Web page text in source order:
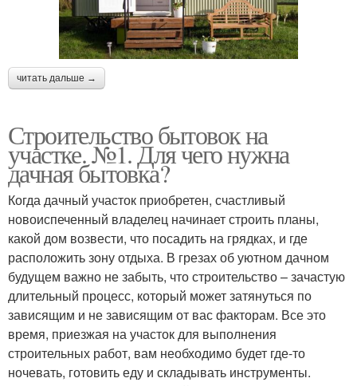
читать дальше →
Строительство бытовок на
участке. №1. Для чего нужна
дачная бытовка?
Когда дачный участок приобретен, счастливый
новоиспеченный владелец начинает строить планы,
какой дом возвести, что посадить на грядках, и где
расположить зону отдыха. В грезах об уютном дачном
будущем важно не забыть, что строительство – зачастую
длительный процесс, который может затянуться по
зависящим и не зависящим от вас факторам. Все это
время, приезжая на участок для выполнения
строительных работ, вам необходимо будет где-то
ночевать, готовить еду и складывать инструменты.